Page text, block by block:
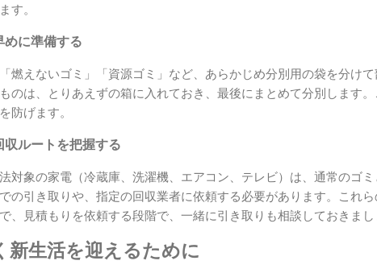
す。
めに準備する
「燃えないゴミ」「資源ゴミ」など、あらかじめ分別用の袋を分け
のは、とりあえずの箱に入れておき、最後にまとめて分別します
防げます。
ルートを把握する
対象の家電（冷蔵庫、洗濯機、エアコン、テレビ）は、通常のゴ
の引き取りや、指定の回収業者に依頼する必要があります。これ
、見積もりを依頼する段階で、一緒に引き取りも相談しておきまし
新生活を迎えるために